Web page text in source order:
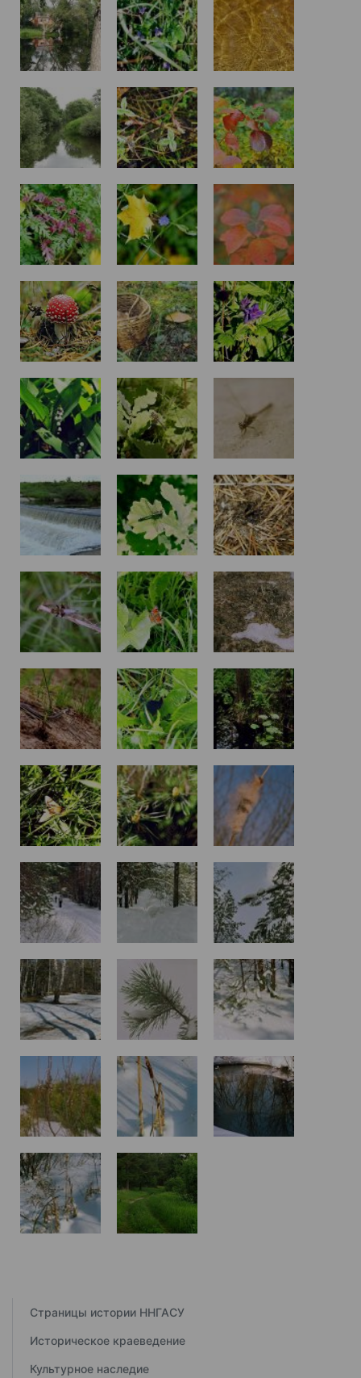
Страницы истории ННГАСУ
Историческое краеведение
Культурное наследие